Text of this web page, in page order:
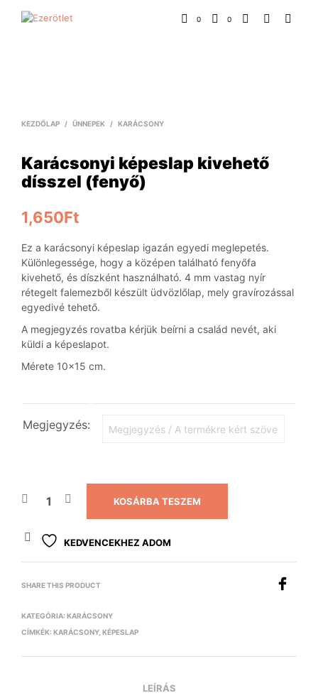
0 0
KEZDŐLAP / ÜNNEPEK / KARÁCSONY
Karácsonyi képeslap kivehető
dísszel (fenyő)
1,650Ft
Ez a karácsonyi képeslap igazán egyedi meglepetés.
Különlegessége, hogy a középen található fenyőfa
kivehető, és díszként használható. 4 mm vastag nyír
rétegelt falemezből készült üdvözlőlap, mely gravírozással
egyedivé tehető.
A megjegyzés rovatba kérjük beírni a család nevét, aki
küldi a képeslapot.
Mérete 10×15 cm.
Megjegyzés:
KOSÁRBA TESZEM
KEDVENCEKHEZ ADOM
SHARE THIS PRODUCT
KATEGÓRIA: KARÁCSONY
CÍMKÉK: KARÁCSONY, KÉPESLAP
LEÍRÁS